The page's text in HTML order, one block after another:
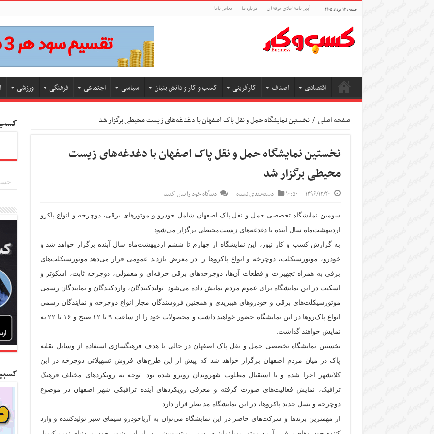
جمعه , ۱۶ مرداد ۱۴۰۵ آیین نامه اخلاق حرفه ای درباره ما تماس باما
اقتصادی اصناف کارآفرینی کسب و کار و دانش بنیان سیاسی اجتماعی فرهنگی ورزشی
صفحه اصلی / نخستین نمایشگاه حمل و نقل پاک اصفهان با دغدغه‌های زیست‌ محیطی برگزار شد
نخستین نمایشگاه حمل و نقل پاک اصفهان با دغدغه‌های زیست‌
محیطی برگزار شد
۱۳۹۶/۱۲/۲۰ ۱۰:۵۰ دسته‌بندی نشده دیدگاه خود را بیان کنید
سومین نمایشگاه تخصصی حمل و نقل پاک اصفهان شامل خودرو و موتورهای برقی، دوچرخه و انواع پاکرو
اردیبهشت‌ماه سال آینده با دغدغه‌های زیست‌محیطی برگزار می‌شود.
به گزارش کسب و کار نیوز، این نمایشگاه از چهارم تا ششم اردیبهشت‌ماه سال آینده برگزار خواهد شد و
خودرو، موتورسیکلت، دوچرخه و انواع پاکروها را در معرض بازدید عمومی قرار می‌دهد.موتورسیکلت‌های
برقی به همراه تجهیزات و قطعات آن‌ها، دوچرخه‌های برقی حرفه‌ای و معمولی، دوچرخه ثابت، اسکوتر و
اسکیت در این نمایشگاه برای عموم مردم نمایش داده می‌شود. تولیدکنندگان، واردکنندگان و نمایندگان رسمی
موتورسیکلت‌های برقی و خودروهای هیبریدی و همچنین فروشندگان مجاز انواع دوچرخه و نمایندگان رسمی
انواع پاک‌روها در این نمایشگاه حضور خواهند داشت و محصولات خود را از ساعت ۹ تا ۱۲ صبح و ۱۶ تا ۲۲ به
نمایش خواهند گذاشت.
نخستین نمایشگاه تخصصی حمل و نقل پاک اصفهان در حالی با هدف فرهنگسازی استفاده از وسایل نقلیه
پاک در میان مردم اصفهان برگزار خواهد شد که پیش از این طرح‌های فروش تسهیلاتی دوچرخه در این
کلانشهر اجرا شده و با استقبال مطلوب شهروندان روبرو شده بود. توجه به رویکردهای مختلف فرهنگ
ترافیک، نمایش فعالیت‌های صورت گرفته و معرفی رویکردهای آینده ترافیکی شهر اصفهان در موضوع
دوچرخه و نسل جدید پاکروها، در این نمایشگاه مد نظر قرار دارد.
از مهمترین برندها و شرکت‌های حاضر در این نمایشگاه می‌توان به آریاخودرو سیمای سبز تولیدکننده و وارد
کسب